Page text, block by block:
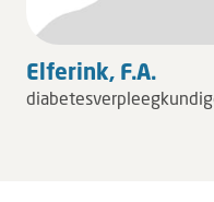
Elferink, F.A.